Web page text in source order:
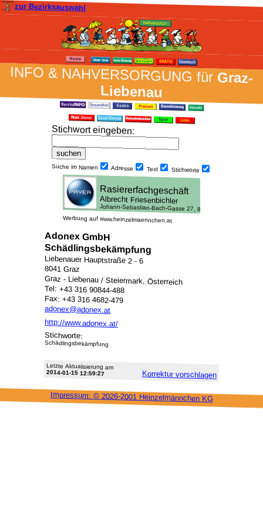
zur Bezirksauswahl
INFO & NAH­VER­SORG­UNG fürGraz-
Liebenau
Stich­wort ein­geben:
Suche im Namen Adresse Text Stich­worte
Werbung auf www.heinzelmaennchen.at
Adonex GmbH
Schädlingsbekämpfung
Liebenauer Hauptstraße 2 - 6
8041 Graz
Graz - Liebenau / Steiermark, Österreich
Tel: +43 316 90844-488
Fax: +43 316 4682-479
adonex@adonex.at
http://www.adonex.at/
Stichworte:
Schädlingsbekämpfung
Letzte Aktu­alisie­rung am
2014-01-15 12:59:27 Korrektur vor­schlagen
Impressum: © 2026-2001 Heinzel­männchen KG